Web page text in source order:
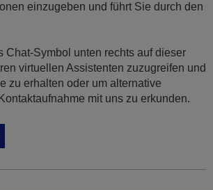
einzugeben und führt Sie durch den
Chat-Symbol unten rechts auf dieser
virtuellen Assistenten zuzugreifen und
zu erhalten oder um alternative
mit uns zu erkunden.